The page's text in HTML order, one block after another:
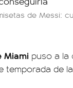
de Messi:
Miami puso a la
temporada de